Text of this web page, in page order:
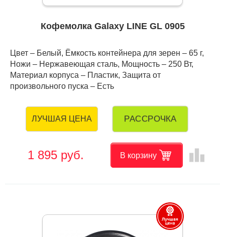
Кофемолка Galaxy LINE GL 0905
Цвет – Белый, Ёмкость контейнера для зерен – 65 г,
Ножи – Нержавеющая сталь, Мощность – 250 Вт,
Материал корпуса – Пластик, Защита от
произвольного пуска – Есть
ЛУЧШАЯ ЦЕНА РАССРОЧКА
1 895 руб. В корзину leaderboard